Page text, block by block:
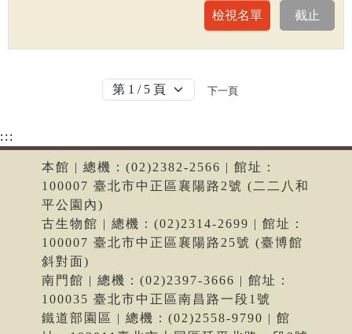
下一頁
:::
本館 | 總機：(02)2382-2566 | 館址：
100007 臺北市中正區襄陽路2號 (二二八和
平公園內)
古生物館 | 總機：(02)2314-2699 | 館址：
100007 臺北市中正區襄陽路25號 (臺博館
斜對面)
南門館 | 總機：(02)2397-3666 | 館址：
100035 臺北市中正區南昌路一段1號
鐵道部園區 | 總機：(02)2558-9790 | 館